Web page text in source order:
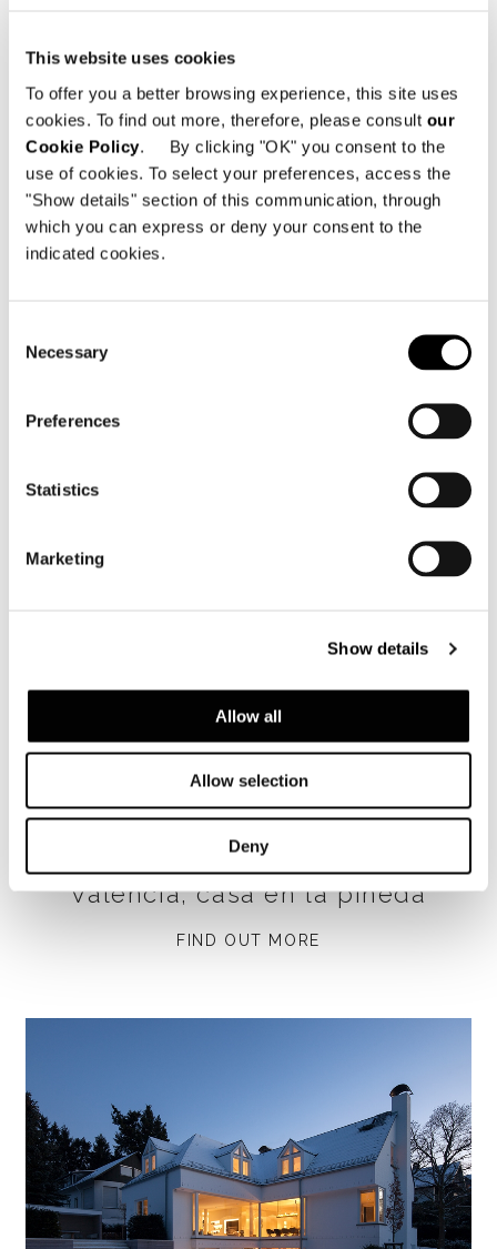
This website uses cookies
To offer you a better browsing experience, this site uses
cookies. To find out more, therefore, please consult our
Cookie Policy. By clicking "OK" you consent to the
use of cookies. To select your preferences, access the
"Show details" section of this communication, through
which you can express or deny your consent to the
indicated cookies.
Selection
Necessary
Preferences
Statistics
Marketing
Show details
Allow all
Allow selection
Deny
Valencia, casa en la pineda
FIND OUT MORE